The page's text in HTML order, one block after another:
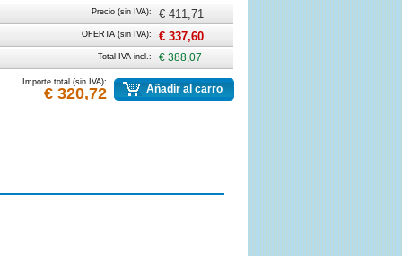
Precio (sin IVA): € 411,71
OFERTA (sin IVA): € 337,60
Total IVA incl.: € 388,07
Importe total (sin IVA):
€ 320,72 Añadir al carro